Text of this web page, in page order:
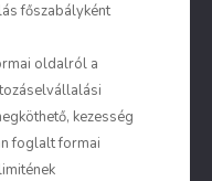
főszabályként
oldalról a
kezesség
foglalt formai